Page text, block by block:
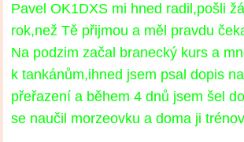
Pavel OK1DXS mi hned radil,pošli
rok,než Tě přijmou a měl pravdu
Na podzim začal branecký kurs a
k tankánům,ihned jsem psal dopis
přeřazení a během 4 dnů jsem šel
se naučil morzeovku a doma ji